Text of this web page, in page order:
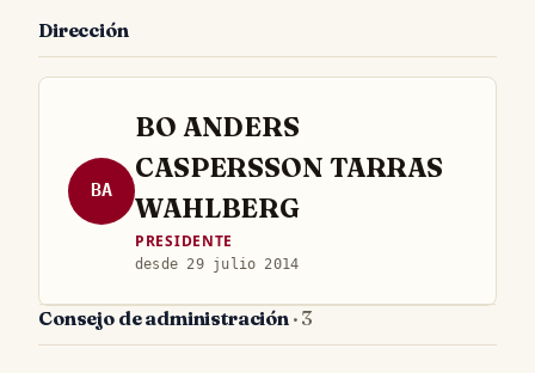
Dirección
BA
BO ANDERS
CASPERSSON TARRAS
WAHLBERG
PRESIDENTE
desde 29 julio 2014
Consejo de administración · 3